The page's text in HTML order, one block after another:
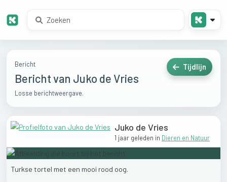
Bericht
Bericht van Juko de Vries
Losse berichtweergave.
Tijdlijn
Juko de Vries
1 jaar geleden in Dieren en Natuur
Turkse tortel met een mooi rood oog.